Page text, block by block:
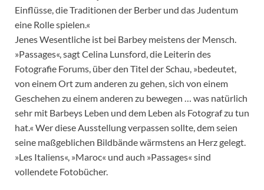
Einflüsse, die Traditionen der Berber und das Judentum
eine Rolle spielen.«
Jenes Wesentliche ist bei Barbey meistens der Mensch.
»Passages«, sagt Celina Lunsford, die Leiterin des
Fotografie Forums, über den Titel der Schau, »bedeutet,
von einem Ort zum anderen zu gehen, sich von einem
Geschehen zu einem anderen zu bewegen … was natürlich
sehr mit Barbeys Leben und dem Leben als Fotograf zu tun
hat.« Wer diese Ausstellung verpassen sollte, dem seien
seine maßgeblichen Bildbände wärmstens an Herz gelegt.
»Les Italiens«, »Maroc« und auch »Passages« sind
vollendete Fotobücher.